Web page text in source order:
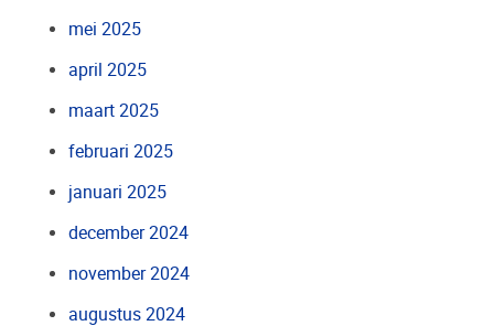
mei 2025
april 2025
maart 2025
februari 2025
januari 2025
december 2024
november 2024
augustus 2024